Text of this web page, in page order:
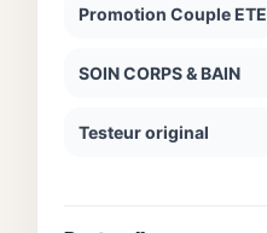
Promotion Couple ETE
SOIN CORPS & BAIN
Testeur original